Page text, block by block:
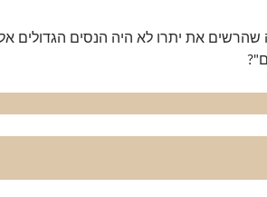
שהרשים את יתרו לא היה הנסים הגדולים